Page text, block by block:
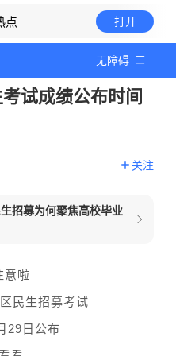
点 打开
无障碍
试成绩公布时间
关注
招募为何聚焦高校毕业
意啦
民生招募考试
29日公布